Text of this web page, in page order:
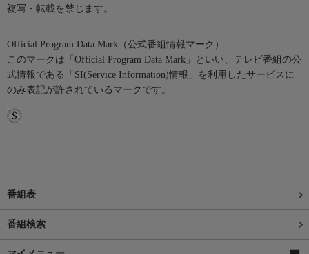
複写・転載を禁じます。
Official Program Data Mark（公式番組情報マーク）
このマークは「Official Program Data Mark」といい、テレビ番組の公
式情報である「SI(Service Information)情報」を利用したサービスに
のみ表記が許されているマークです。
番組表
番組検索